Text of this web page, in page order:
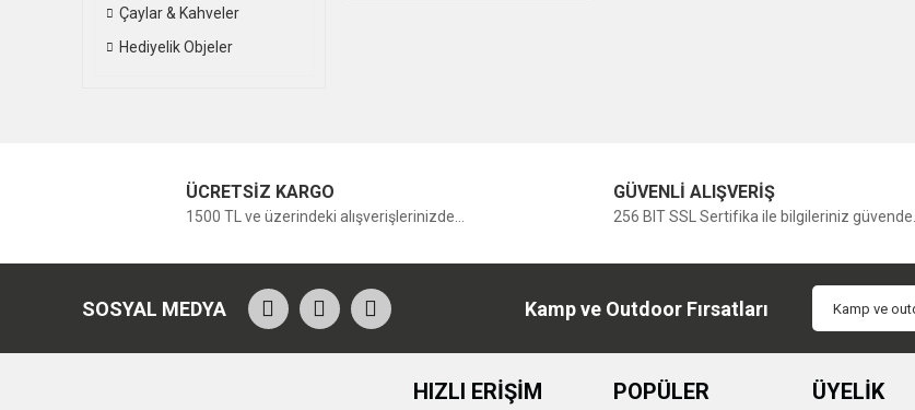
Çaylar & Kahveler
Hediyelik Objeler
ÜCRETSİZ KARGO
1500 TL ve üzerindeki alışverişlerinizde...
GÜVENLİ ALIŞVERİŞ
256 BIT SSL Sertifika ile bilgileriniz güvende...
SOSYAL MEDYA Kamp ve Outdoor Fırsatları
HIZLI ERİŞİM
POPÜLER
ÜYELİK